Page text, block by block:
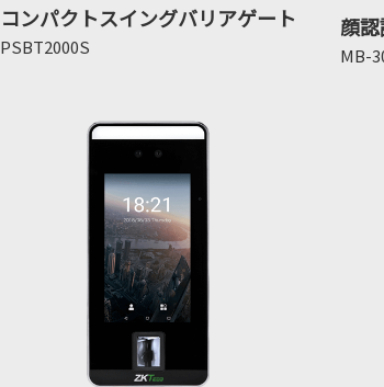
コンパクトスイングバリアゲート
PSBT2000S
顔
MB-